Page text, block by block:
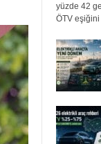
yüzde 42
ÖTV eşiğini